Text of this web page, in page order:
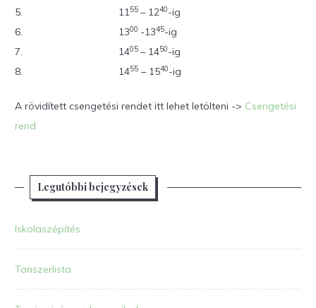
5.
1155 – 1240-ig
6.
1300 -1345-ig
7.
1405 – 1450-ig
8.
1455 – 1540-ig
A rövidített csengetési rendet itt lehet letölteni -> Csengetési
rend
Legutóbbi bejegyzések
Iskolaszépítés
Tanszerlista